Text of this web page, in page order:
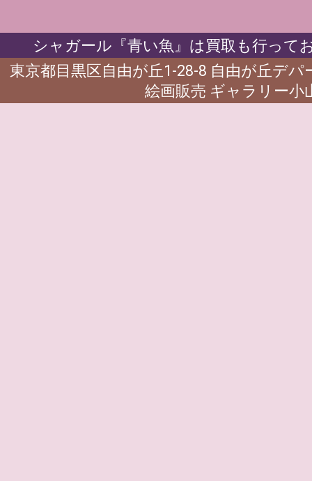
シャガール『青い魚』は買取も行って
東京都目黒区自由が丘1-28-8 自由が丘デ
絵画販売 ギャラリー小